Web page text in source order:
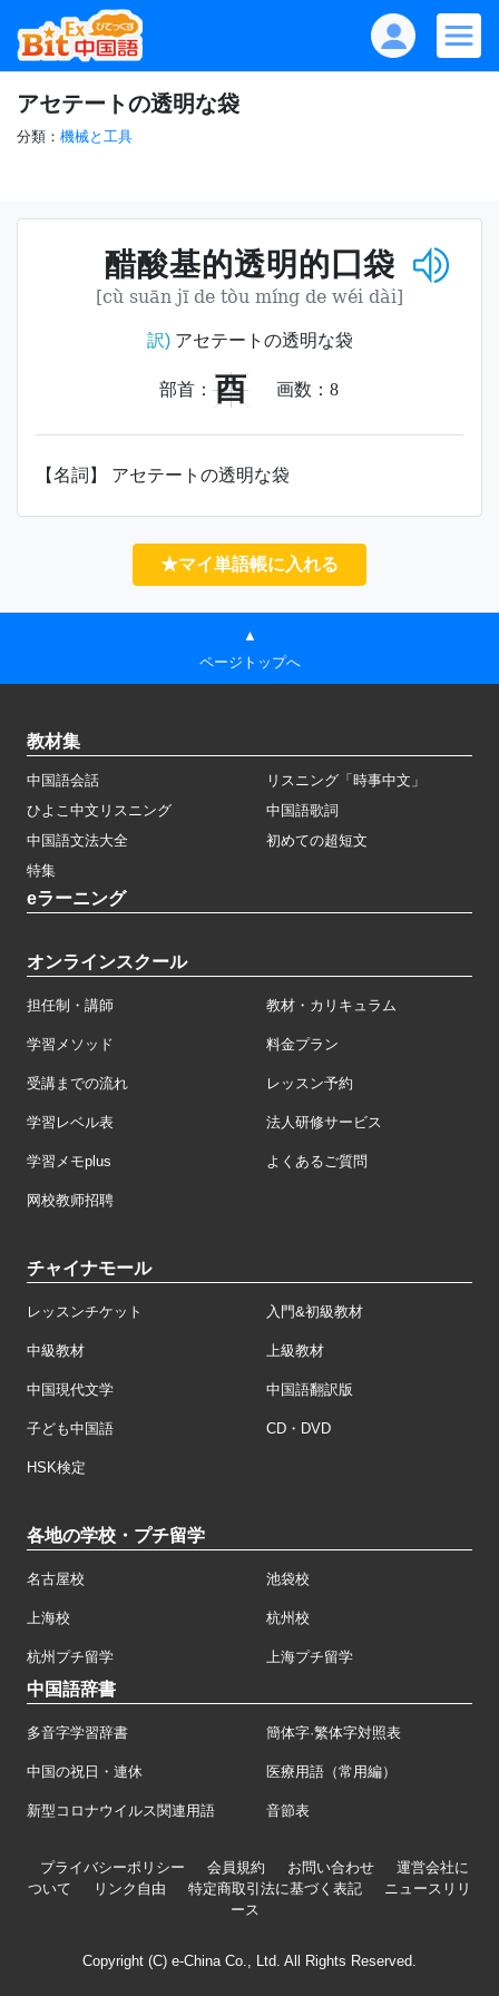
アセテートの透明な袋
分類： 機械と工具
醋酸基的透明的囗袋
[cù suān jī de tòu míng de wéi dài]
訳)アセテートの透明な袋
部首： 酉 画数： 8
【名詞】 アセテートの透明な袋
★マイ単語帳に入れる
▲
ページトップへ
教材集
中国語会話
リスニング「時事中文」
ひよこ中文リスニング
中国語歌詞
中国語文法大全
初めての超短文
特集
eラーニング
オンラインスクール
担任制・講師 教材・カリキュラム
学習メソッド 料金プラン
受講までの流れ レッスン予約
学習レベル表 法人研修サービス
学習メモplus よくあるご質問
网校教师招聘
チャイナモール
レッスンチケット 入門&初級教材
中級教材 上級教材
中国現代文学 中国語翻訳版
子ども中国語 CD・DVD
HSK検定
各地の学校・プチ留学
名古屋校 池袋校
上海校 杭州校
杭州プチ留学 上海プチ留学
中国語辞書
多音字学習辞書 簡体字·繁体字対照表
中国の祝日・連休 医療用語（常用編）
新型コロナウイルス関連用語 音節表
プライバシーポリシー 会員規約 お問い合わせ
運営会社に
ついて
リンク自由 特定商取引法に基づく表記
ニュースリリ
ース
Copyright (C) e-China Co., Ltd. All Rights Reserved.